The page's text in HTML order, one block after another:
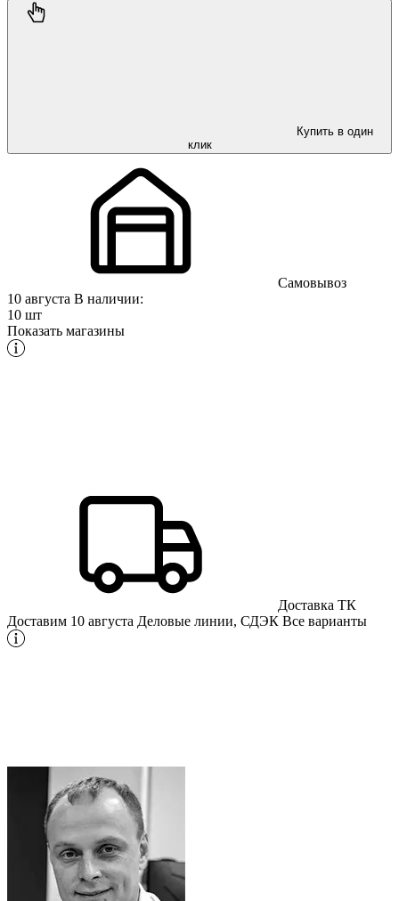
Купить в один
клик
Самовывоз
10 августа В наличии:
10 шт
Показать магазины
Доставка ТК
Доставим 10 августа Деловые линии, СДЭК Все варианты